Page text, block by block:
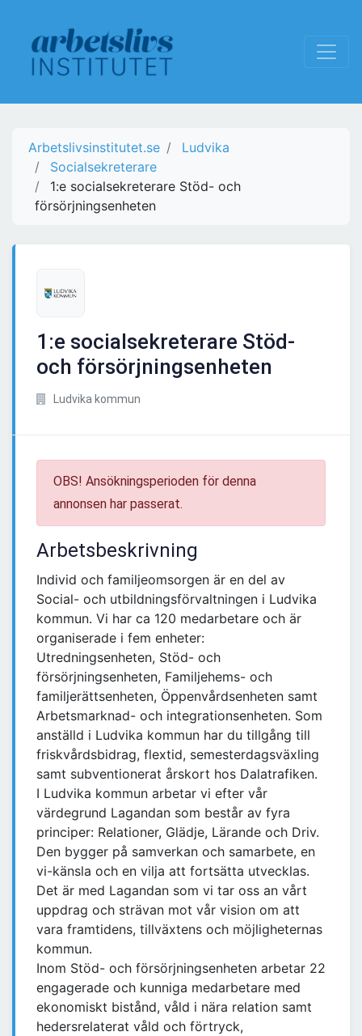
Arbetslivsinstitutet.se
Ludvika
Socialsekreterare
1:e socialsekreterare Stöd- och
försörjningsenheten
1:e socialsekreterare Stöd-
och försörjningsenheten
Ludvika kommun
OBS! Ansökningsperioden för denna
annonsen har passerat.
Arbetsbeskrivning
Individ och familjeomsorgen är en del av
Social- och utbildningsförvaltningen i Ludvika
kommun. Vi har ca 120 medarbetare och är
organiserade i fem enheter:
Utredningsenheten, Stöd- och
försörjningsenheten, Familjehems- och
familjerättsenheten, Öppenvårdsenheten samt
Arbetsmarknad- och integrationsenheten. Som
anställd i Ludvika kommun har du tillgång till
friskvårdsbidrag, flextid, semesterdagsväxling
samt subventionerat årskort hos Dalatrafiken.
I Ludvika kommun arbetar vi efter vår
värdegrund Lagandan som består av fyra
principer: Relationer, Glädje, Lärande och Driv.
Den bygger på samverkan och samarbete, en
vi-känsla och en vilja att fortsätta utvecklas.
Det är med Lagandan som vi tar oss an vårt
uppdrag och strävan mot vår vision om att
vara framtidens, tillväxtens och möjligheternas
kommun.
Inom Stöd- och försörjningsenheten arbetar 22
engagerade och kunniga medarbetare med
ekonomiskt bistånd, våld i nära relation samt
hedersrelaterat våld och förtryck,